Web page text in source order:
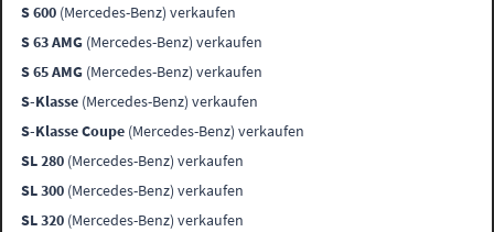
S 600 (Mercedes-Benz) verkaufen
S 63 AMG (Mercedes-Benz) verkaufen
S 65 AMG (Mercedes-Benz) verkaufen
S-Klasse (Mercedes-Benz) verkaufen
S-Klasse Coupe (Mercedes-Benz) verkaufen
SL 280 (Mercedes-Benz) verkaufen
SL 300 (Mercedes-Benz) verkaufen
SL 320 (Mercedes-Benz) verkaufen